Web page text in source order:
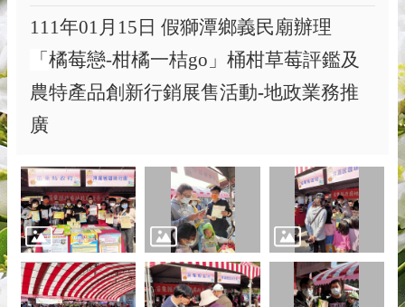
業
務
專
區
綜
合
111年01月 15 日 假獅潭鄉義民廟辦理
「 橘莓戀-柑橘一桔go 」桶柑草莓評鑑及
農特產品創新行銷展售活動-地政業務推
廣